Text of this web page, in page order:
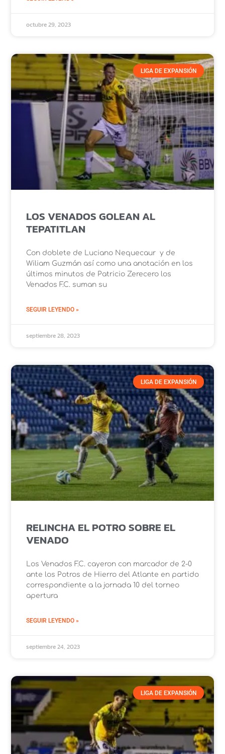
octubre 29, 2023
LIGA DE EXPANSIÓN
LOS VENADOS GOLEAN AL
TEPATITLAN
Con doblete de Luciano Nequecaur y de
Wiliam Guzmán así como una anotación en los
últimos minutos de Patricio Zerecero los
Venados F.C. suman su
SEGUIR LEYENDO »
septiembre 28, 2023
LIGA DE EXPANSIÓN
RELINCHA EL POTRO SOBRE EL
VENADO
Los Venados F.C. cayeron con marcador de 2-0
ante los Potros de Hierro del Atlante en partido
correspondiente a la jornada 10 del torneo
apertura
SEGUIR LEYENDO »
septiembre 24, 2023
LIGA DE EXPANSIÓN